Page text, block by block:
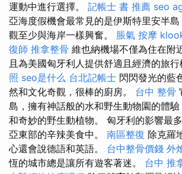
運動中進行選擇。 記帳士 書 推薦 seo
亞海度假機會最常見的是伊斯特里安半
觀至少與海岸一樣興奮。 脹氣 按摩
復師 推拿整骨 維也納機場不僅為住在附
且為美國匈牙利人提供舒適且經濟的旅行
照 seo是什么 台北記帳士 閃閃發光的藍
然和文化奇觀，很棒的廚房。 台中 整骨
島，擁有神話般的水和野生動物園的體
和奇妙的野生動植物。 匈牙利的影響最
亞東部的辛辣美食中。 南區整復 除克羅
心還會說德語和英語。 台中整骨價錢 外
恆的城市總是讓所有遊客著迷。 台中 推